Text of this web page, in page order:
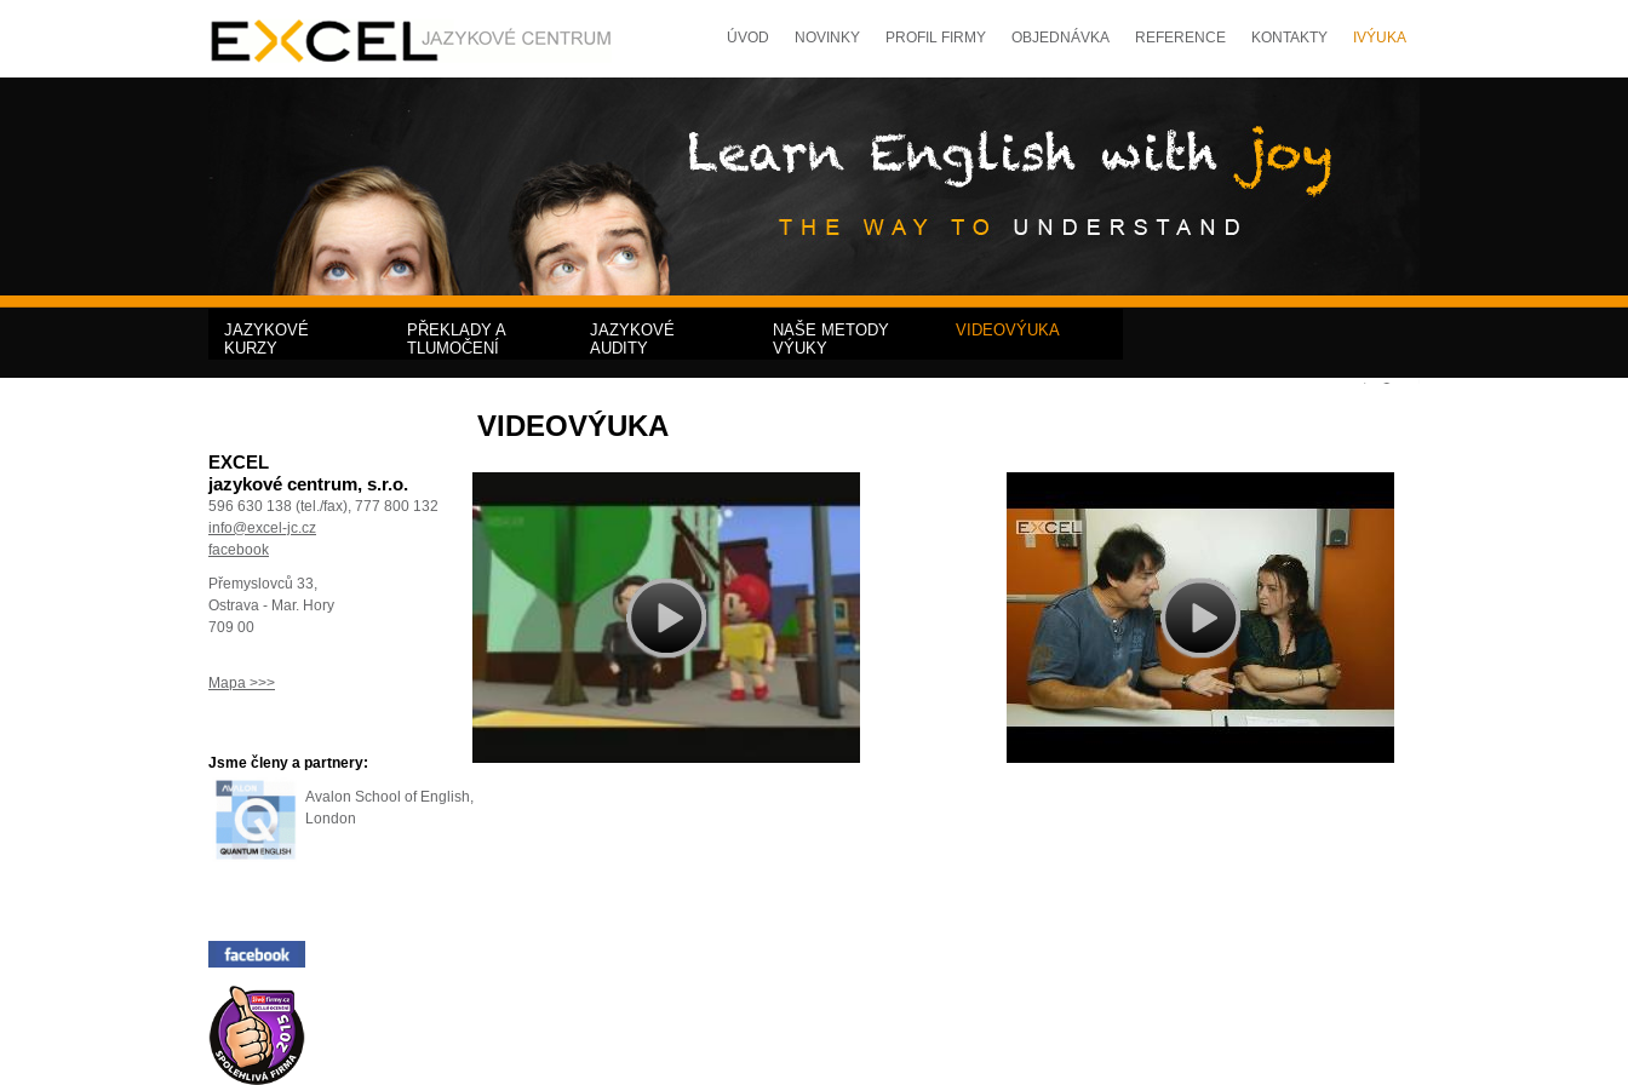
ÚVOD NOVINKY PROFIL FIRMY OBJEDNÁVKA REFERENCE KONTAKTY IVÝUKA
JAZYKOVÉ
KURZY
PŘEKLADY A
TLUMOČENÍ
JAZYKOVÉ
AUDITY
NAŠE METODY
VÝUKY
VIDEOVÝUKA
EXCEL
jazykové centrum, s.r.o.
596 630 138 (tel./fax), 777 800 132
info@excel-jc.cz
facebook
Přemyslovců 33,
Ostrava - Mar. Hory
709 00
Mapa >>>
Jsme členy a partnery:
Avalon School of English,
London
VIDEOVÝUKA